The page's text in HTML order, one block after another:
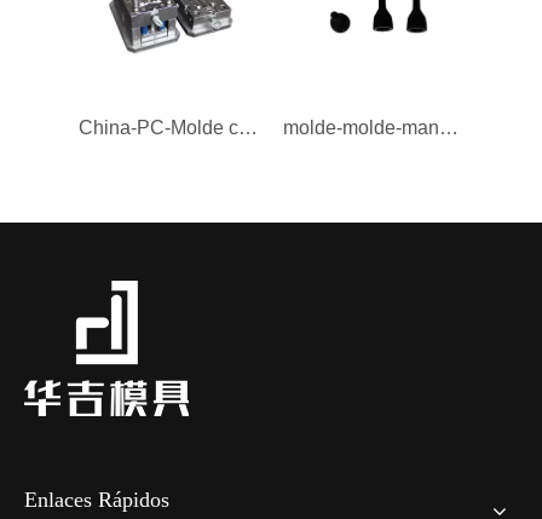
China-PC-Molde con mango-Molde molde-molde-mango-pequeño-pp-china-pp
Enlaces Rápidos